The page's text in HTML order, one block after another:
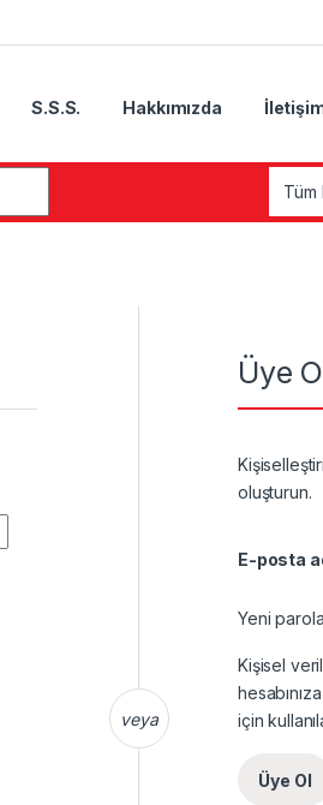
S.S.S. Hakkımızda
veya
Üye
oluşturun.
E-posta
Yeni
Kişisel
için
Üye Ol